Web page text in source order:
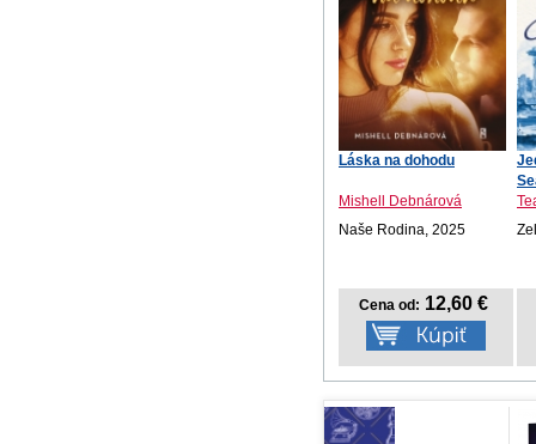
Láska na dohodu
Mishell Debnárová
Naše Rodina, 2025
Cena od: 12,60 €